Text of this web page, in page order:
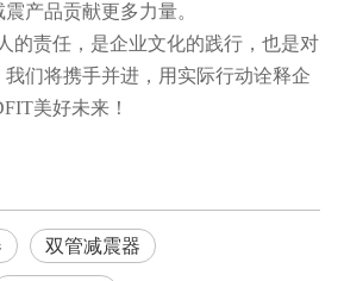
产品贡献更多力量。
的责任，是企业文化的践行，也是对
们将携手并进，用实际行动诠释企
美好未来！
双管减震器